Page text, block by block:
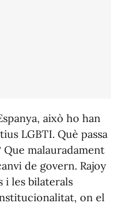
això ho han
LGBTI. Què passa
Que malauradament
de govern. Rajoy
i les bilaterals
on el